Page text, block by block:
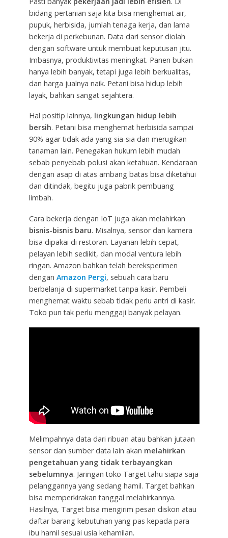
bidang pertanian saja kita bisa menghemat air,
pupuk, herbisida, jumlah tenaga kerja, dan lama
bekerja di perkebunan. Data dari sensor diolah
dengan software untuk membuat keputusan jitu.
Imbasnya, produktivitas meningkat. Panen bukan
hanya lebih banyak, tetapi juga lebih berkualitas,
dan harga jualnya naik. Petani bisa hidup lebih
layak, bahkan sangat sejahtera.
Hal positip lainnya, lingkungan hidup lebih
bersih. Petani bisa menghemat herbisida sampai
90% agar tidak ada yang sia-sia dan merugikan
tanaman lain. Penegakan hukum lebih mudah
sebab penyebab polusi akan ketahuan. Kendaraan
dengan asap di atas ambang batas bisa diketahui
dan ditindak, begitu juga pabrik pembuang
limbah.
Cara bekerja dengan IoT juga akan melahirkan
bisnis-bisnis baru. Misalnya, sensor dan kamera
bisa dipakai di restoran. Layanan lebih cepat,
pelayan lebih sedikit, dan modal ventura lebih
ringan. Amazon bahkan telah bereksperimen
dengan Amazon Pergi, sebuah cara baru
berbelanja di supermarket tanpa kasir. Pembeli
menghemat waktu sebab tidak perlu antri di kasir.
Toko pun tak perlu menggaji banyak pelayan.
Melimpahnya data dari ribuan atau bahkan jutaan
sensor dan sumber data lain akan melahirkan
pengetahuan yang tidak terbayangkan
sebelumnya. Jaringan toko Target tahu siapa saja
pelanggannya yang sedang hamil. Target bahkan
bisa memperkirakan tanggal melahirkannya.
Hasilnya, Target bisa mengirim pesan diskon atau
daftar barang kebutuhan yang pas kepada para
ibu hamil sesuai usia kehamilan.